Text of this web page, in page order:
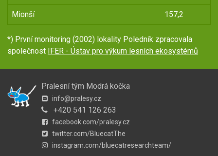
Mionší 157,2
*) První monitoring (2002) lokality Poledník zpracovala
společnost
IFER - Ústav pro výkum lesních ekosystémů
Pralesní tým Modrá kočka
info@pralesy.cz
+420 541 126 263
facebook.com/pralesy.cz
twitter.com/BluecatThe
instagram.com/bluecatresearchteam/